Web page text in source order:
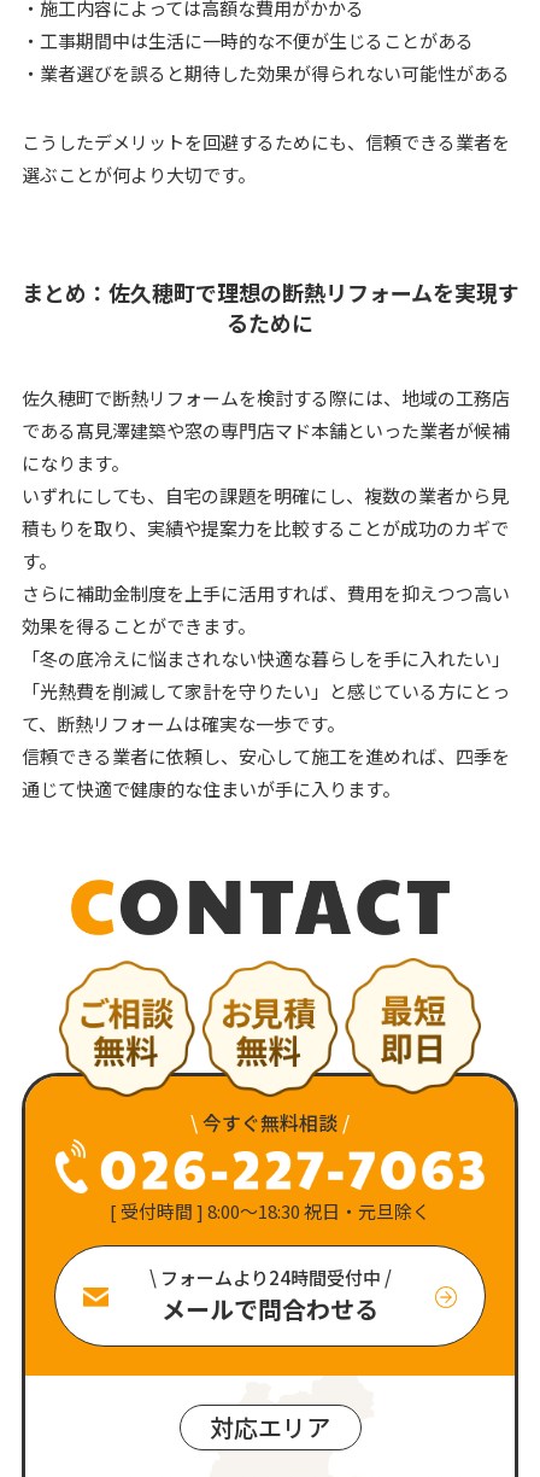
・施工内容によっては高額な費用がかかる
・工事期間中は生活に一時的な不便が生じることがある
・業者選びを誤ると期待した効果が得られない可能性がある
こうしたデメリットを回避するためにも、信頼できる業者を
選ぶことが何より大切です。
まとめ：佐久穂町で理想の断熱リフォームを実現す
るために
佐久穂町で断熱リフォームを検討する際には、地域の工務店
である髙見澤建築や窓の専門店マド本舗といった業者が候補
になります。
いずれにしても、自宅の課題を明確にし、複数の業者から見
積もりを取り、実績や提案力を比較することが成功のカギで
す。
さらに補助金制度を上手に活用すれば、費用を抑えつつ高い
効果を得ることができます。
「冬の底冷えに悩まされない快適な暮らしを手に入れたい」
「光熱費を削減して家計を守りたい」と感じている方にとっ
て、断熱リフォームは確実な一歩です。
信頼できる業者に依頼し、安心して施工を進めれば、四季を
通じて快適で健康的な住まいが手に入ります。
\ 今すぐ無料相談 /
[ 受付時間 ] 8:00〜18:30 祝日・元旦除く
\ フォームより24時間受付中 /
メールで問合わせる
対応エリア